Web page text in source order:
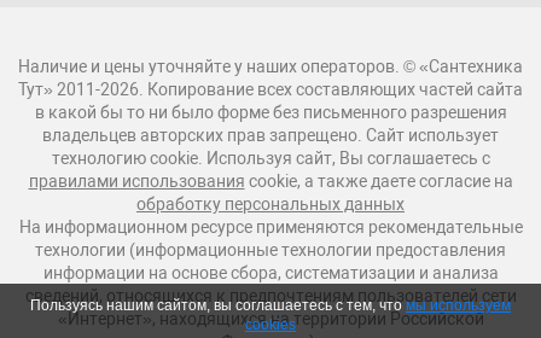
Наличие и цены уточняйте у наших операторов. © «Сантехника
Тут» 2011-2026. Копирование всех составляющих частей сайта
в какой бы то ни было форме без письменного разрешения
владельцев авторских прав запрещено. Сайт использует
технологию cookie. Используя сайт, Вы соглашаетесь с
правилами использования cookie, а также даете согласие на
обработку персональных данных
На информационном ресурсе применяются рекомендательные
технологии (информационные технологии предоставления
информации на основе сбора, систематизации и анализа
сведений, относящихся к предпочтениям пользователей сети
«Интернет», находящихся на территории Российской
Пользуясь нашим сайтом, вы соглашаетесь с тем, чтомы используем
cookies